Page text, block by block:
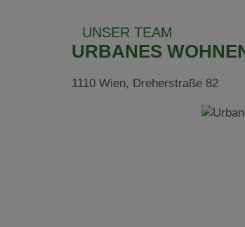
UNSER TEAM
URBANES
1110 Wien, Dreherstraße 82